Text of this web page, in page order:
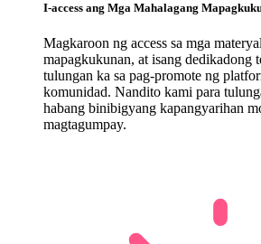
I-access ang Mga Mahalagang
Magkaroon ng access sa mga
mapagkukunan, at isang dedikadong
tulungan ka sa pag-promote ng
komunidad. Nandito kami para
habang binibigyang kapangyarihan
magtagumpay.